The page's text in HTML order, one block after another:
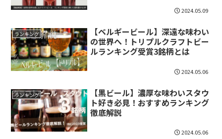
2024.05.09
ランキング
【ベルギービール】深遠な味わい
の世界へ！トリプルクラフトビー
ルランキング受賞3銘柄とは
2024.05.06
ランキング
【黒ビール】濃厚な味わいスタウ
ト好き必見！おすすめランキング
徹底解説
2024.05.06